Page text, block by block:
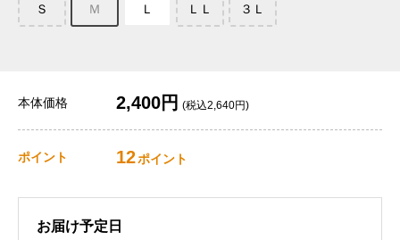
Ｓ Ｍ Ｌ ＬＬ ３Ｌ
本体価格 2,400円 (税込2,640円)
ポイント 12ポイント
お届け予定日